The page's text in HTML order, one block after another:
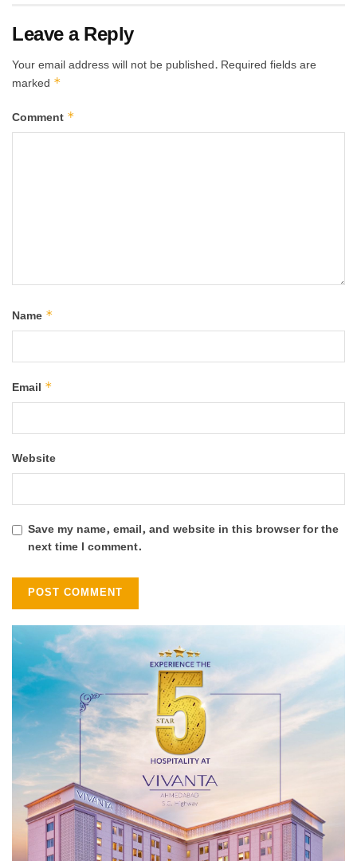
Leave a Reply
Your email address will not be published. Required fields are
marked *
Comment *
Name *
Email *
Website
Save my name, email, and website in this browser for the
next time I comment.